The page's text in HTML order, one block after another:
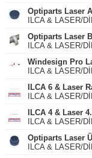
Optiparts Laser
ILCA & LASER/
Optiparts Laser
ILCA & LASER/
Windesign Pro
ILCA & LASER/
ILCA 6 & Laser
ILCA & LASER/
ILCA 4 & Laser
ILCA & LASER/
Optiparts Laser
ILCA & LASER/